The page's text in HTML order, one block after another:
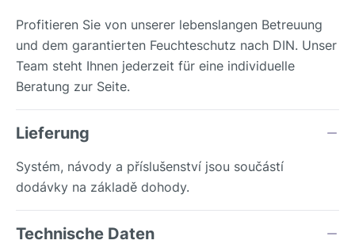
Profitieren Sie von unserer lebenslangen Betreuung
und dem garantierten Feuchteschutz nach DIN. Unser
Team steht Ihnen jederzeit für eine individuelle
Beratung zur Seite.
Lieferung
Systém, návody a příslušenství jsou součástí
dodávky na základě dohody.
Technische Daten